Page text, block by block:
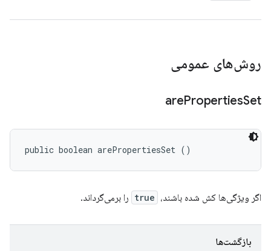
روش‌های عمومی
arePropertiesSet
public boolean arePropertiesSet ()
اگر ویژگی‌ها کش شده باشند، true را برمی‌گرداند.
بازگشت‌ها